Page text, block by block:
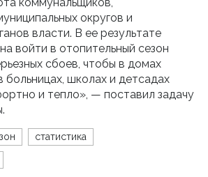
округов и
власти. В ее результате
войти в отопительный сезон
сбоев, чтобы в домах
больницах, школах и детсадах
и тепло», — поставил задачу
статистика